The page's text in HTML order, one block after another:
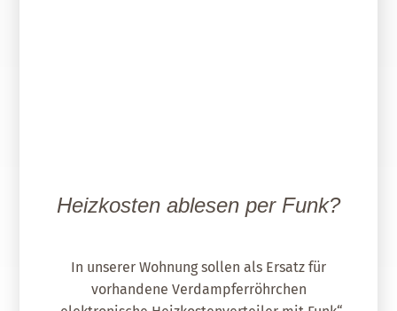
Heizkosten ablesen per Funk?
In unserer Wohnung sollen als Ersatz für
vorhandene Verdampferröhrchen